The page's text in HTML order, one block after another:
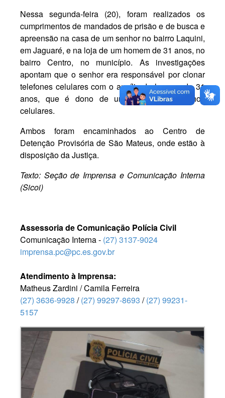
Nessasegunda-feira (20), foram realizados os
cumprimentos de mandados de prisão e de busca e
apreensão na casa de um senhor no bairro Laquini,
em Jaguaré, e na loja de um homem de 31 anos, no
bairro Centro, no município. As investigações
apontam que o senhor era responsável por clonar
telefones celulares com o auxílio do homem de 31
anos, que é dono de uma loja de aparelhos
celulares.
Ambos foram encaminhados ao Centro de
Detenção Provisória de São Mateus, onde estão à
disposição da Justiça.
Texto: Seção de Imprensa e Comunicação Interna
(Sicoi)
Assessoria de Comunicação Polícia Civil
Comunicação Interna - (27) 3137-9024
imprensa.pc@pc.es.gov.br
Atendimento à Imprensa:
Matheus Zardini / Camila Ferreira
(27) 3636-9928 /(27) 99297-8693 /(27) 99231-
5157